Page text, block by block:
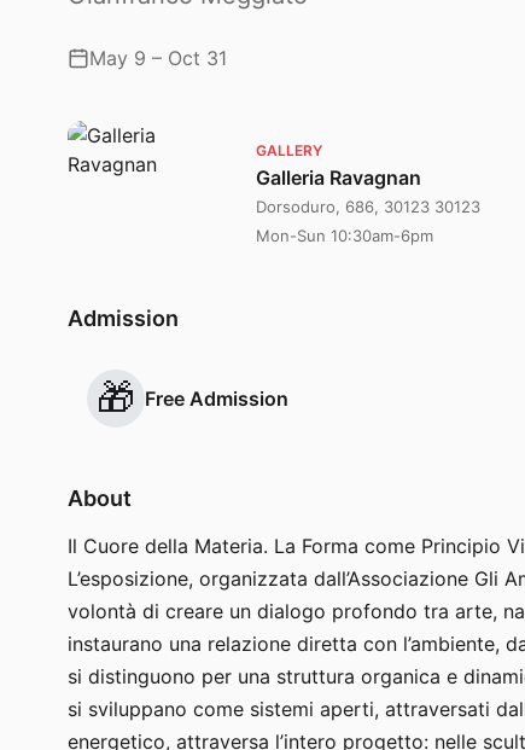
May 9 – Oct 31
GALLERY
Galleria Ravagnan
Dorsoduro, 686, 30123 30123
Mon-Sun 10:30am-6pm
Admission
🎁 Free Admission
About
Il Cuore della Materia. La Forma come Principio
L’esposizione, organizzata dall’Associazione Gli
volontà di creare un dialogo profondo tra arte,
instaurano una relazione diretta con
si distinguono per una struttura organica e
si sviluppano come sistemi aperti, attraversati
energetico, attraversa l’intero progetto: nelle